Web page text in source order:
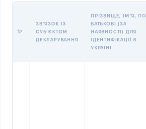
№
ЗВʼЯЗОК ІЗ
СУБʼЄКТОМ
ДЕКЛАРУВАННЯ
ПРІЗВИЩЕ, ІМʼЯ, ПО
БАТЬКОВІ (ЗА
НАЯВНОСТІ) ДЛЯ
ІДЕНТИФІКАЦІЇ В
УКРАЇНІ